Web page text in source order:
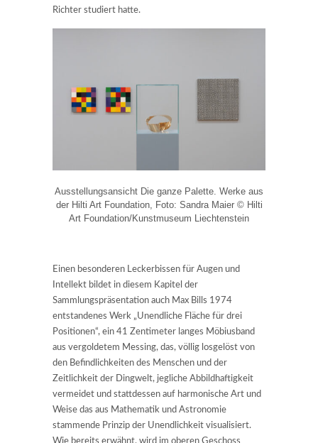
Richter studiert hatte.
Ausstellungsansicht Die ganze Palette. Werke aus
der Hilti Art Foundation, Foto: Sandra Maier © Hilti
Art Foundation/Kunstmuseum Liechtenstein
Einen besonderen Leckerbissen für Augen und
Intellekt bildet in diesem Kapitel der
Sammlungspräsentation auch Max Bills 1974
entstandenes Werk „Unendliche Fläche für drei
Positionen“, ein 41 Zentimeter langes Möbiusband
aus vergoldetem Messing, das, völlig losgelöst von
den Befindlichkeiten des Menschen und der
Zeitlichkeit der Dingwelt, jegliche Abbildhaftigkeit
vermeidet und stattdessen auf harmonische Art und
Weise das aus Mathematik und Astronomie
stammende Prinzip der Unendlichkeit visualisiert.